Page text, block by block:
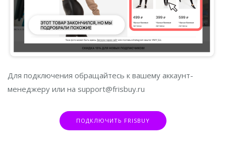
Для подключения обращайтесь к вашему аккаунт-
менеджеру или на support@frisbuy.ru
ПОДКЛЮЧИТЬ FRISBUY